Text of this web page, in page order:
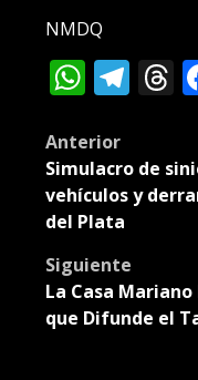
NMDQ
Post
Anterior
Simulacro de
vehículos y
del Plata
Siguiente
La Casa
que Difunde el